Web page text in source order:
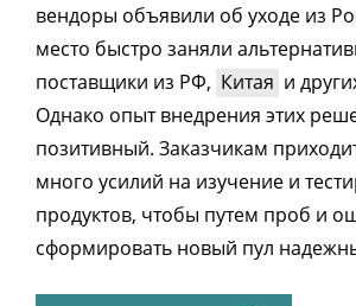
вендоры объявили об уходе из
место быстро заняли
поставщики из РФ, Китая и
Однако опыт внедрения этих
позитивный. Заказчикам
много усилий на изучение и
продуктов, чтобы путем проб и
сформировать новый пул